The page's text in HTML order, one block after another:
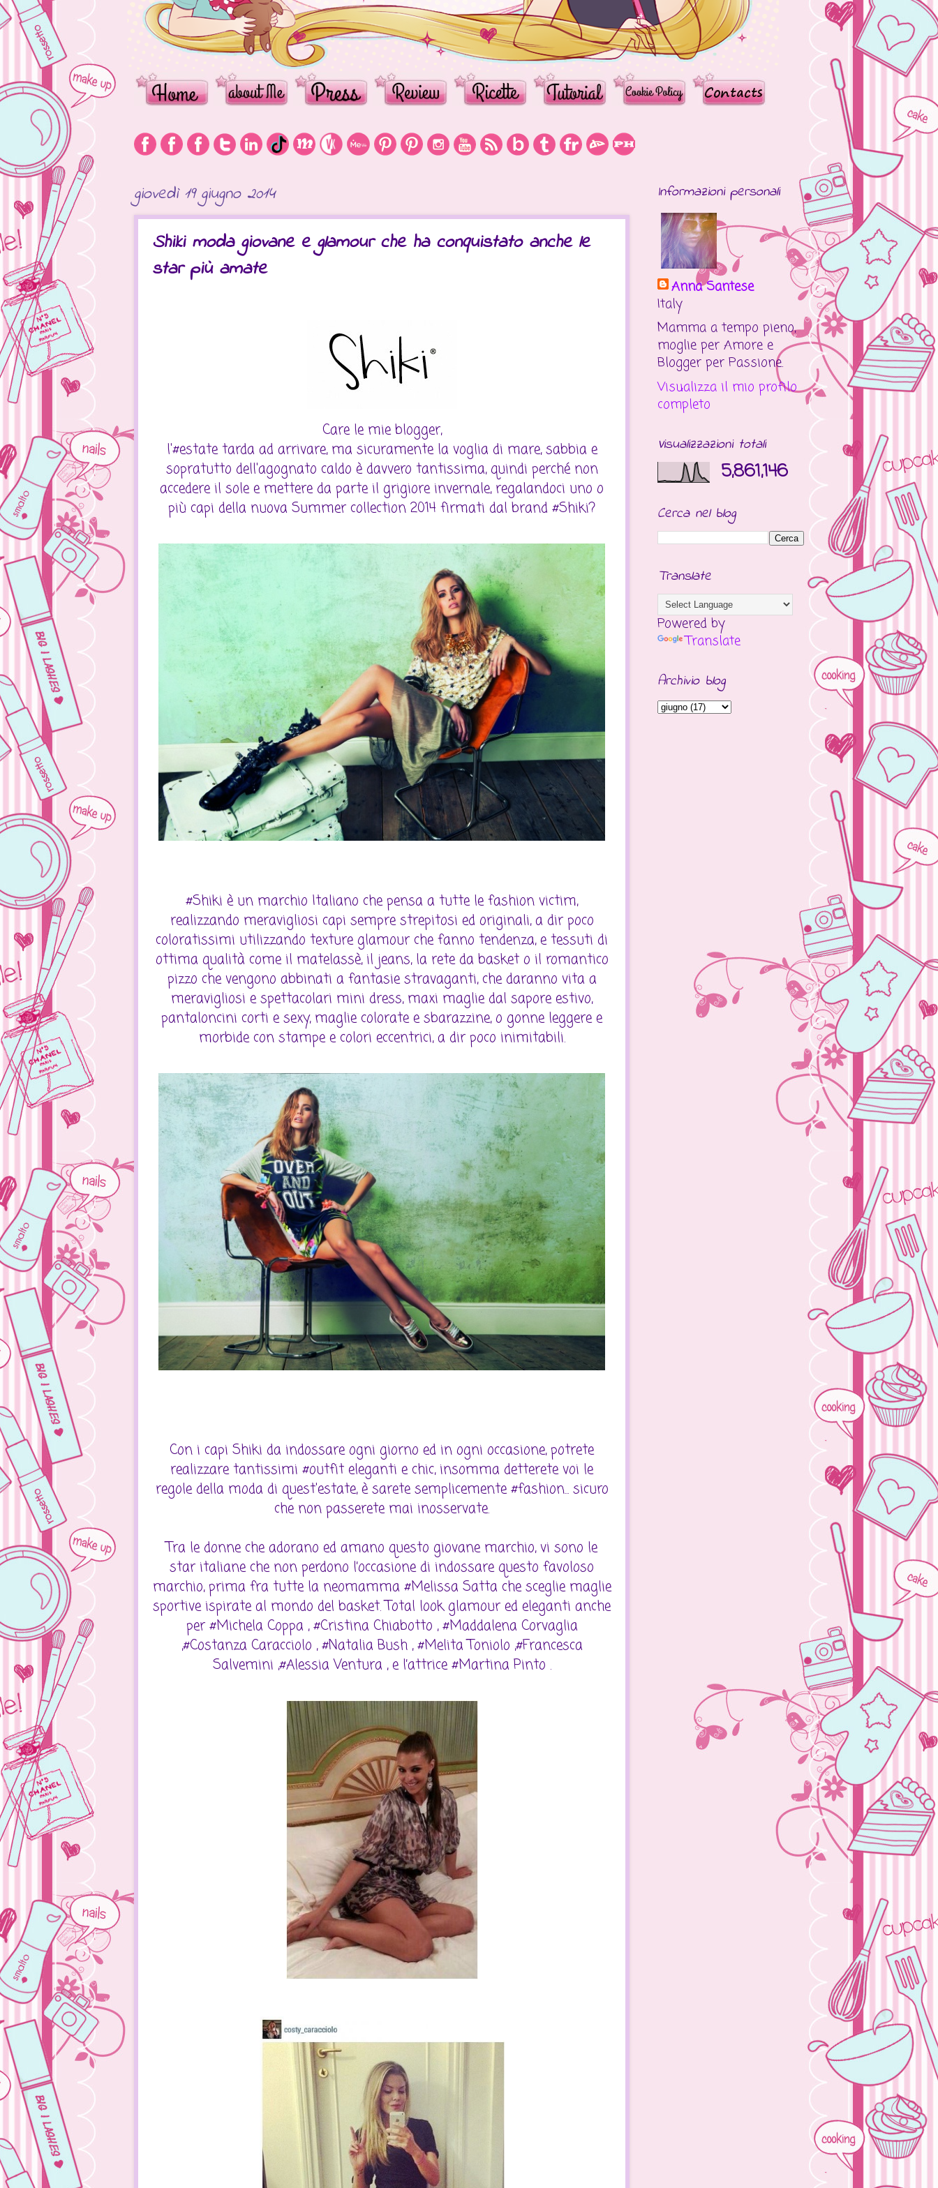
giovedì 19 giugno 2014
Shiki moda giovane e glamour che ha conquistato anche le
star più amate
Care le mie blogger,
l'#estate tarda ad arrivare, ma sicuramente la voglia di mare, sabbia e
sopratutto dell'agognato caldo è davvero tantissima, quindi perché non
accedere il sole e mettere da parte il grigiore invernale, regalandoci uno o
più capi della nuova Summer collection 2014 firmati dal brand #Shiki?
#Shiki è un marchio Italiano che pensa a tutte le fashion victim,
realizzando meravigliosi capi sempre strepitosi ed originali, a dir poco
coloratissimi utilizzando texture glamour che fanno tendenza, e tessuti di
ottima qualità come il matelassè, il jeans, la rete da basket o il romantico
pizzo che vengono abbinati a fantasie stravaganti, che daranno vita a
meravigliosi e spettacolari mini dress, maxi maglie dal sapore estivo,
pantaloncini corti e sexy, maglie colorate e sbarazzine, o gonne leggere e
morbide con stampe e colori eccentrici, a dir poco inimitabili.
Con i capi Shiki da indossare ogni giorno ed in ogni occasione, potrete
realizzare tantissimi #outfit eleganti e chic, insomma detterete voi le
regole della moda di quest'estate, è sarete semplicemente #fashion... sicuro
che non passerete mai inosservate.
Tra le donne che adorano ed amano questo giovane marchio, vi sono le
star italiane che non perdono l’occasione di indossare questo favoloso
marchio, prima fra tutte la neomamma #Melissa Satta che sceglie maglie
sportive ispirate al mondo del basket. Total look glamour ed eleganti anche
per #Michela Coppa , #Cristina Chiabotto , #Maddalena Corvaglia
,#Costanza Caracciolo , #Natalia Bush , #Melita Toniolo ,#Francesca
Salvemini ,#Alessia Ventura , e l’attrice #Martina Pinto .
Informazioni personali
Anna Santese
Italy
Mamma a tempo pieno,
moglie per Amore e
Blogger per Passione.
Visualizza il mio profilo
completo
Visualizzazioni totali
5,861,146
Cerca nel blog
Translate
Powered by
Translate
Archivio blog